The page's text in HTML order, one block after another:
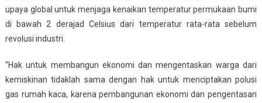
upaya global untuk menjaga kenaikan temperatur permukaan bumi
di bawah 2 derajad Celsius dari temperatur rata-rata sebelum
revolusi industri.
“Hak untuk membangun ekonomi dan mengentaskan warga dari
kemiskinan tidaklah sama dengan hak untuk menciptakan polusi
gas rumah kaca, karena pembangunan ekonomi dan pengentasan